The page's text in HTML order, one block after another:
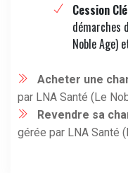
Cession
démarches
Noble Age)
Acheter une
par LNA Santé (Le
Revendre sa
gérée par LNA Santé